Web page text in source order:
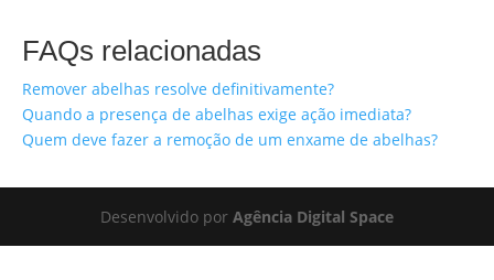
FAQs relacionadas
Remover abelhas resolve definitivamente?
Quando a presença de abelhas exige ação imediata?
Quem deve fazer a remoção de um enxame de abelhas?
Desenvolvido por Agência Digital Space